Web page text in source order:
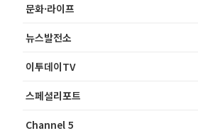
문화·라이프
뉴스발전소
이투데이TV
스페셜리포트
Channel 5